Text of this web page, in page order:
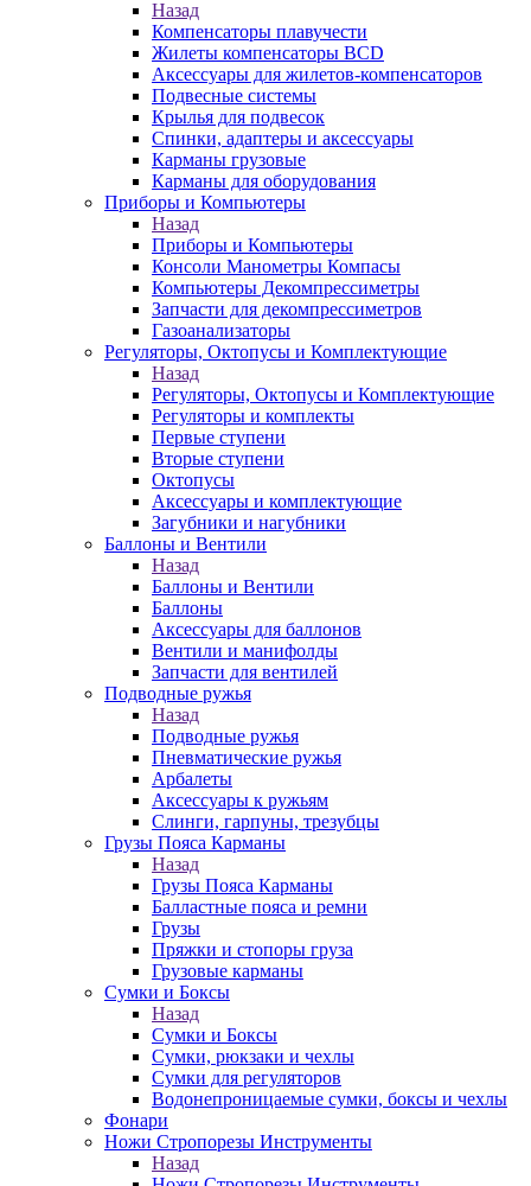
Назад
Компенсаторы плавучести
Жилеты компенсаторы BCD
Аксессуары для жилетов-компенсаторов
Подвесные системы
Крылья для подвесок
Спинки, адаптеры и аксессуары
Карманы грузовые
Карманы для оборудования
Приборы и Компьютеры
Назад
Приборы и Компьютеры
Консоли Манометры Компасы
Компьютеры Декомпрессиметры
Запчасти для декомпрессиметров
Газоанализаторы
Регуляторы, Октопусы и Комплектующие
Назад
Регуляторы, Октопусы и Комплектующие
Регуляторы и комплекты
Первые ступени
Вторые ступени
Октопусы
Аксессуары и комплектующие
Загубники и нагубники
Баллоны и Вентили
Назад
Баллоны и Вентили
Баллоны
Аксессуары для баллонов
Вентили и манифолды
Запчасти для вентилей
Подводные ружья
Назад
Подводные ружья
Пневматические ружья
Арбалеты
Аксессуары к ружьям
Слинги, гарпуны, трезубцы
Грузы Пояса Карманы
Назад
Грузы Пояса Карманы
Балластные пояса и ремни
Грузы
Пряжки и стопоры груза
Грузовые карманы
Сумки и Боксы
Назад
Сумки и Боксы
Сумки, рюкзаки и чехлы
Сумки для регуляторов
Водонепроницаемые сумки, боксы и чехлы
Фонари
Ножи Стропорезы Инструменты
Назад